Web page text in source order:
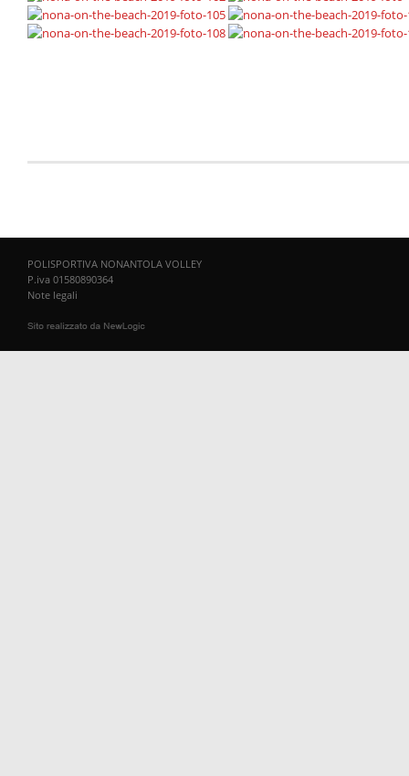
POLISPORTIVA NONANTOLA VOLLEY
P.iva 01580890364
Note legali